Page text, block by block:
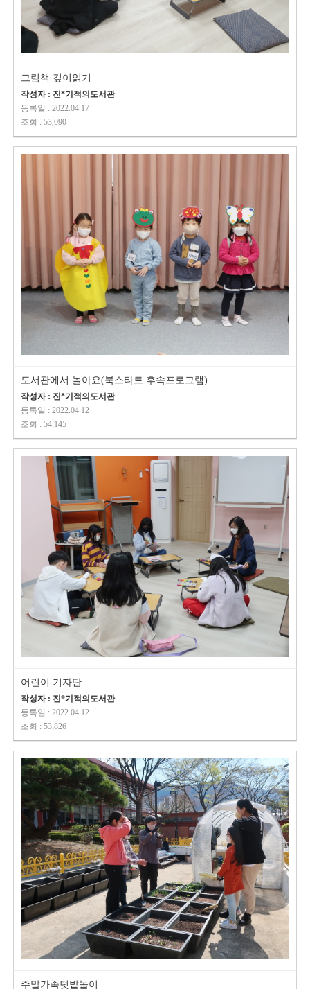
그림책 깊이읽기
작성자 : 진*기적의도서관
등록일 : 2022.04.17
조회 : 53,090
도서관에서 놀아요(북스타트 후속프로그램)
작성자 : 진*기적의도서관
등록일 : 2022.04.12
조회 : 54,145
어린이 기자단
작성자 : 진*기적의도서관
등록일 : 2022.04.12
조회 : 53,826
주말가족텃밭놀이